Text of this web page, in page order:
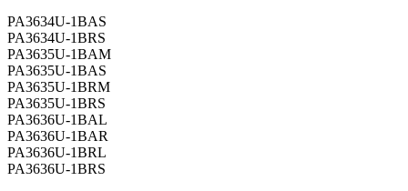
PA3634U-1BAS
PA3634U-1BRS
PA3635U-1BAM
PA3635U-1BAS
PA3635U-1BRM
PA3635U-1BRS
PA3636U-1BAL
PA3636U-1BAR
PA3636U-1BRL
PA3636U-1BRS